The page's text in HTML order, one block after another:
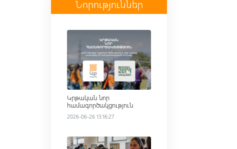
Նորություններ
Կրթական նոր
համագործակցություն
2026-06-26 13:16:27
Read more